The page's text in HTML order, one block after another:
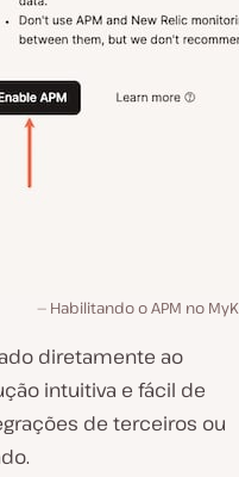
Habilitando o APM no
diretamente ao
intuitiva e fácil de
de terceiros ou